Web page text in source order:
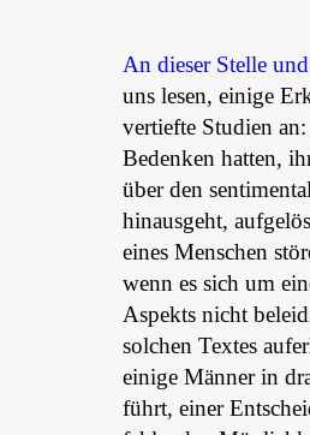
An dieser Stelle
uns lesen, einige
vertiefte Studien
Bedenken hatten,
über den
hinausgeht,
eines Menschen
wenn es sich um
Aspekts nicht
solchen Textes
einige Männer in
führt, einer